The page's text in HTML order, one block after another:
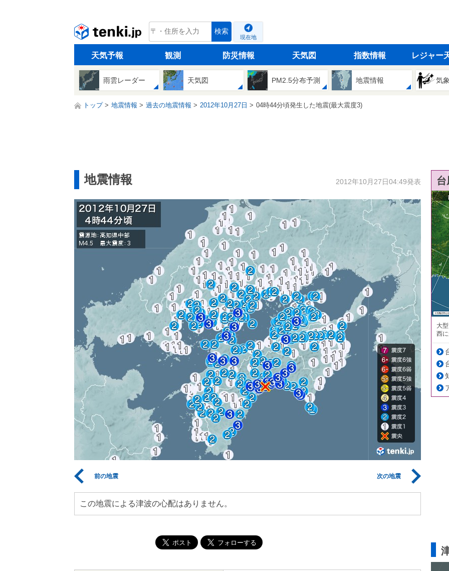
tenki.jp 検索
現在地
天気予報 観測 防災情報 天気図 指数情報 レジャー
雨雲レーダー 天気図 PM2.5分布予測 地震情報 気
トップ 地震情報 過去の地震情報 2012年10月27日 04時44分頃発生した地震(最大震度3)
地震情報 2012年10月27日04:49発表
前の地震 次の地震
この地震による津波の心配はありません。
大
西